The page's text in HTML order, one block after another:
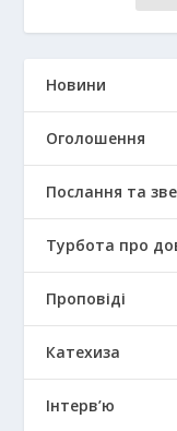
Новини
Оголошення
Послання та
Турбота про
Проповіді
Катехиза
Інтерв’ю